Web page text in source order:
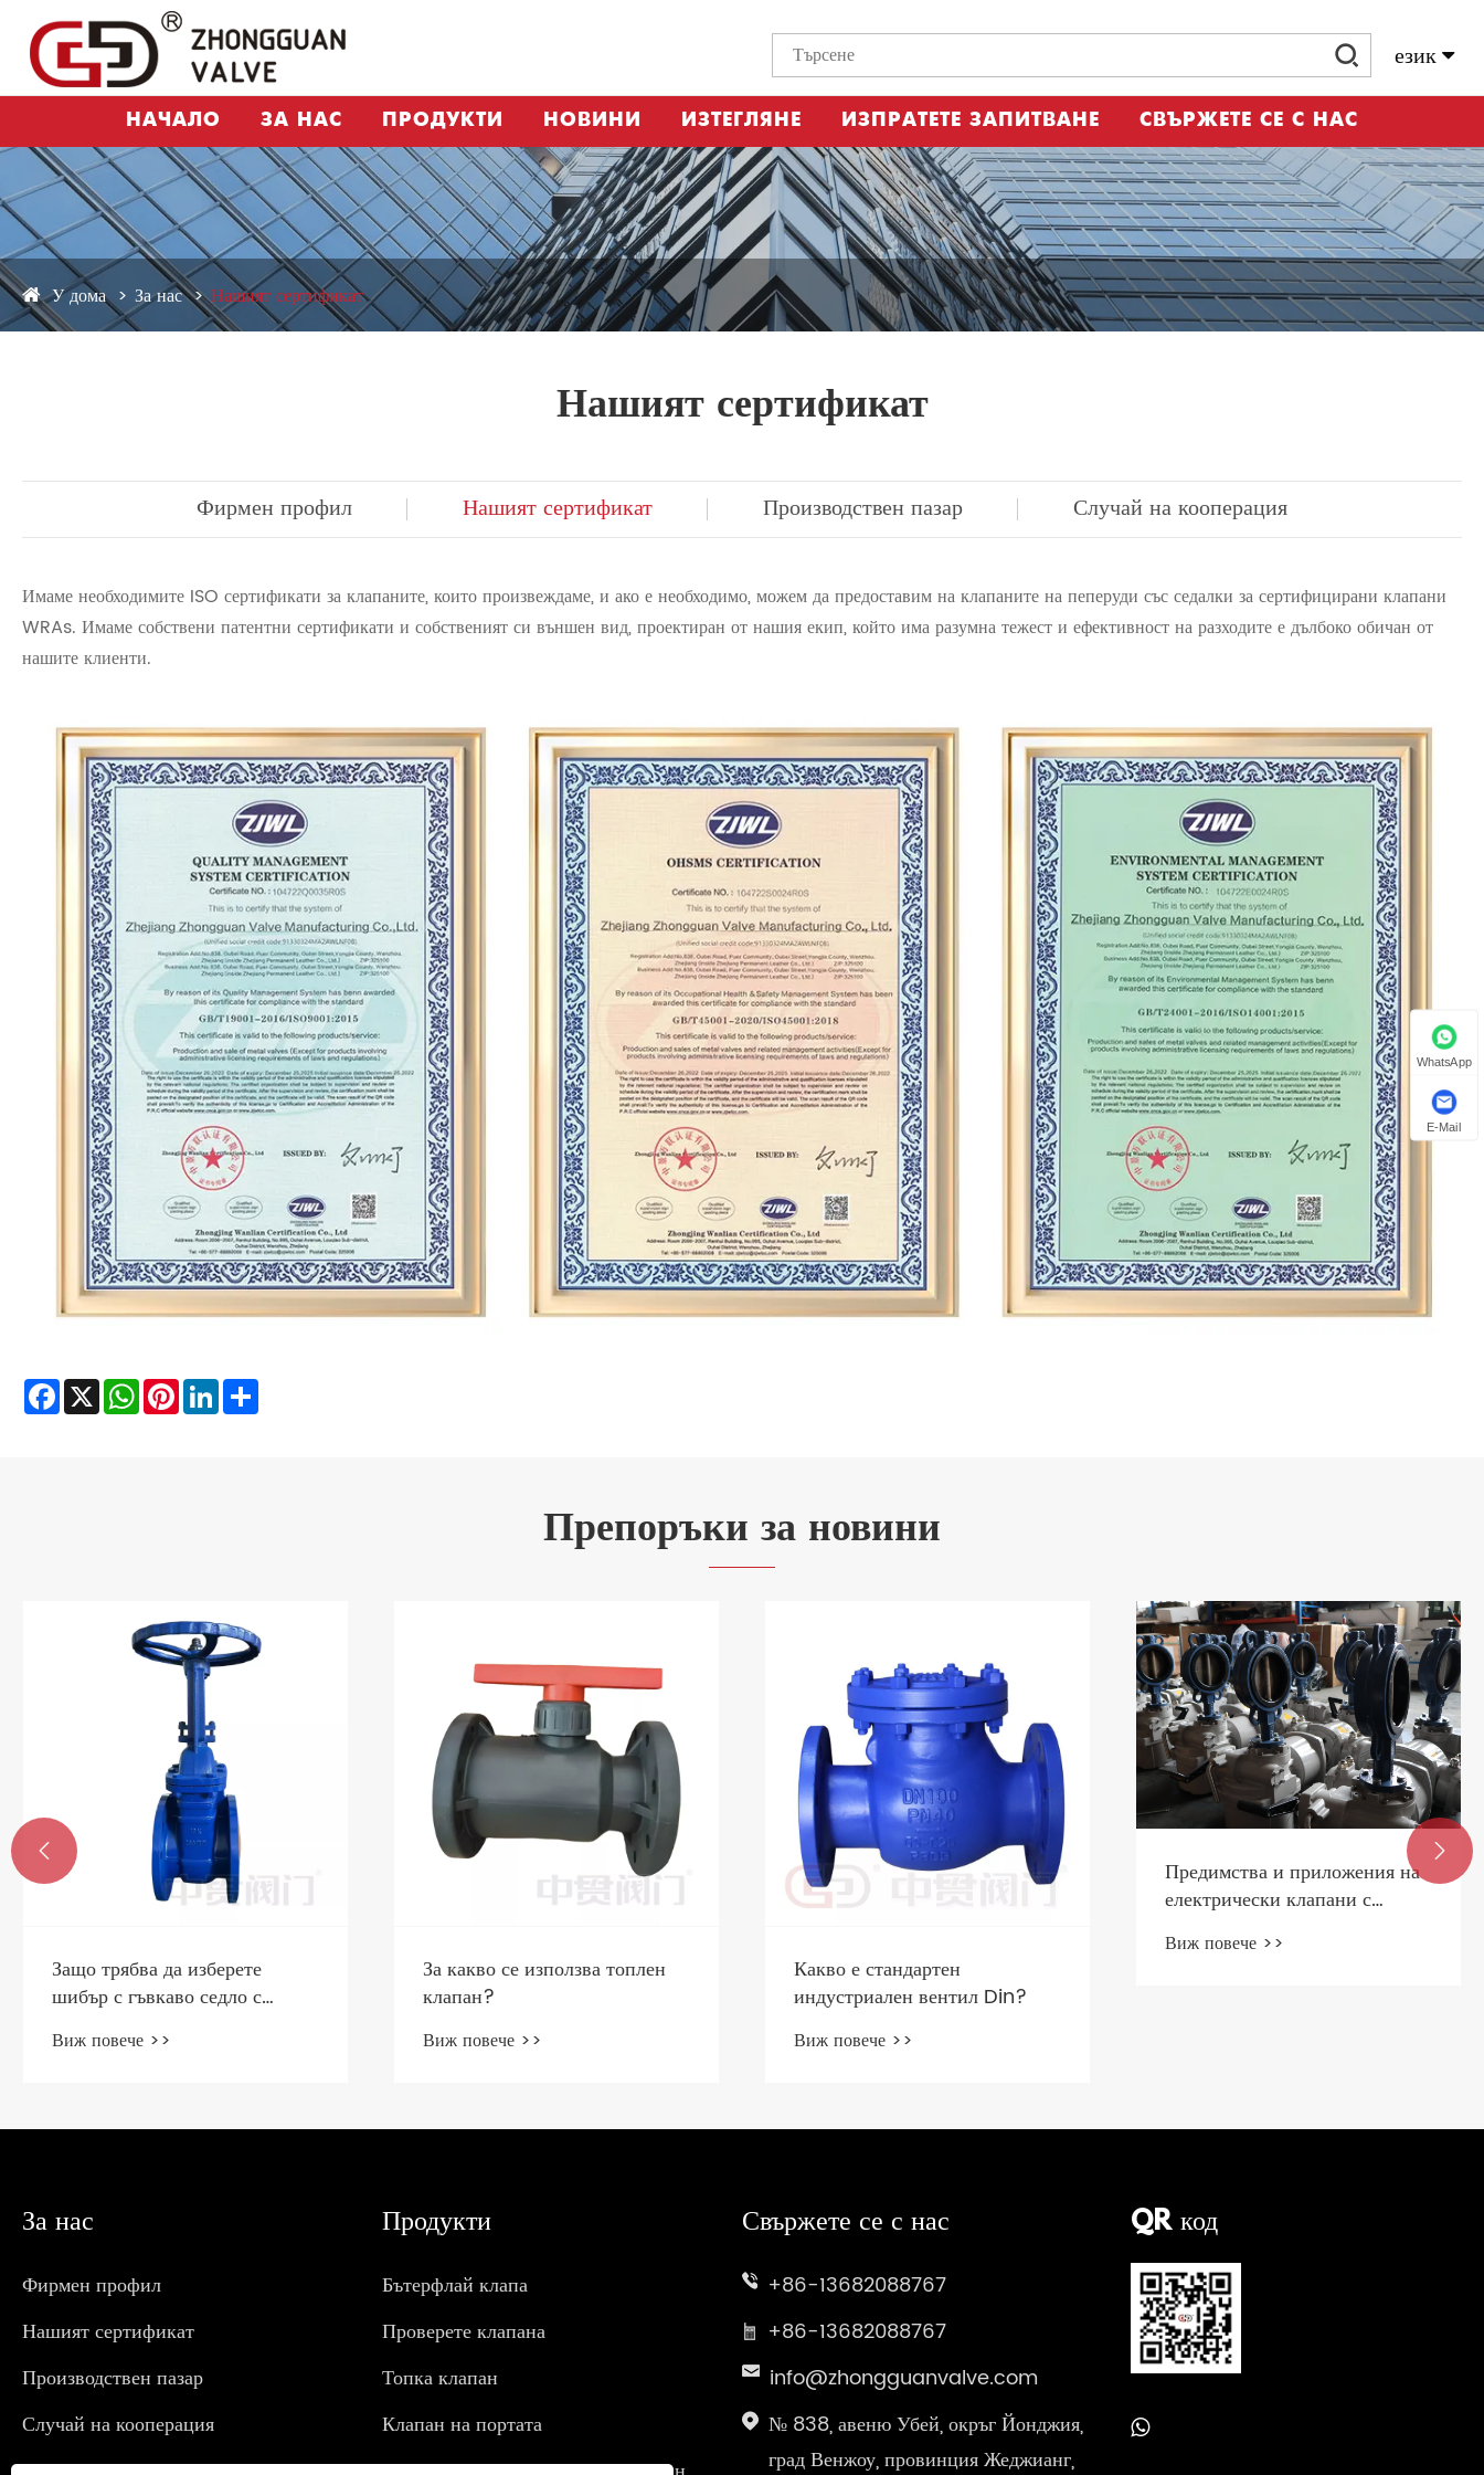
език
НАЧАЛО ЗА НАС ПРОДУКТИ НОВИНИ ИЗТЕГЛЯНЕ ИЗПРАТЕТЕ ЗАПИТВАНЕ СВЪРЖЕТЕ СЕ С НАС
У дома За нас Нашият сертификат
Нашият сертификат
Фирмен профил Нашият сертификат Производствен пазар Случай на кооперация
Имаме необходимите ISO сертификати за клапаните, които произвеждаме, и ако е необходимо, можем да предоставим на клапаните на пеперуди със седалки за сертифицирани клапани
WRAs. Имаме собствени патентни сертификати и собственият си външен вид, проектиран от нашия екип, който има разумна тежест и ефективност на разходите е дълбоко обичан от
нашите клиенти.
Facebook
X WhatsAppPinterestLinkedIn
Препоръки за новини
Защо трябва да изберете
шибър с гъвкаво седло с
стебло?
Виж повече >>
За какво се използва топлен
клапан?
Виж повече >>
Какво е стандартен
индустриален вентил Din?
Виж повече >>
Предимства и приложения на
електрически клапани с
Виж повече >>
 
За нас
Фирмен профил
Нашият сертификат
Производствен пазар
Случай на кооперация
Продукти
Бътерфлай клапа
Проверете клапана
Топка клапан
Клапан на портата
Свържете се с нас
+86-13682088767
+86-13682088767
info@zhongguanvalve.com
№ 838, авеню Убей, окръг Йонджия,
град Венжоу, провинция Жеджианг,
QR код
WhatsApp
E-Mail